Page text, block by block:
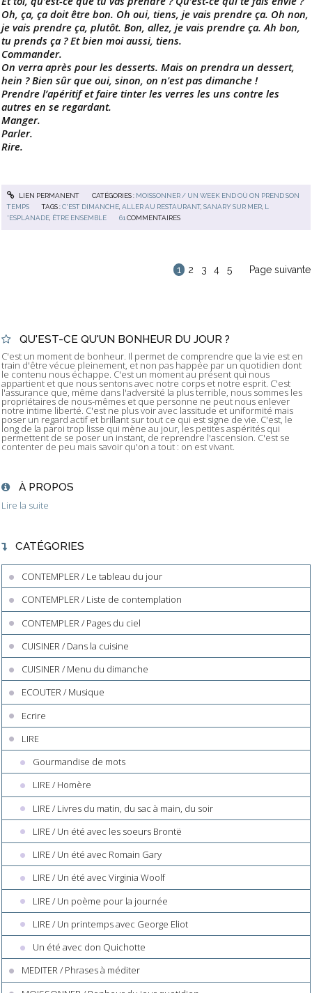
Oh, ça, ça doit être bon. Oh oui, tiens, je vais prendre ça. Oh non,
je vais prendre ça, plutôt. Bon, allez, je vais prendre ça. Ah bon,
tu prends ça ? Et bien moi aussi, tiens.
Commander.
On verra après pour les desserts. Mais on prendra un dessert,
hein ? Bien sûr que oui, sinon, on n'est pas dimanche !
Prendre l’apéritif et faire tinter les verres les uns contre les
autres en se regardant.
Manger.
Parler.
Rire.
LIEN PERMANENT CATÉGORIES : MOISSONNER / UN WEEK END OÙ ON PREND SON
TEMPS
TAGS :C'EST DIMANCHE,ALLER AU RESTAURANT,SANARY SUR MER, L
'ESPLANADE, ÊTRE ENSEMBLE 61 COMMENTAIRES
1 2 3 4 5 Page suivante
QU'EST-CE QU'UN BONHEUR DU JOUR ?
C'est un moment de bonheur. Il permet de comprendre que la vie est en
train d'être vécue pleinement, et non pas happée par un quotidien dont
le contenu nous échappe. C'est un moment au présent qui nous
appartient et que nous sentons avec notre corps et notre esprit. C'est
l'assurance que, même dans l'adversité la plus terrible, nous sommes les
propriétaires de nous-mêmes et que personne ne peut nous enlever
notre intime liberté. C'est ne plus voir avec lassitude et uniformité mais
poser un regard actif et brillant sur tout ce qui est signe de vie. C'est, le
long de la paroi trop lisse qui mène au jour, les petites aspérités qui
permettent de se poser un instant, de reprendre l'ascension. C'est se
contenter de peu mais savoir qu'on a tout : on est vivant.
À PROPOS
Lire la suite
CATÉGORIES
CONTEMPLER / Le tableau du jour
CONTEMPLER / Liste de contemplation
CONTEMPLER / Pages du ciel
CUISINER / Dans la cuisine
CUISINER / Menu du dimanche
ECOUTER / Musique
Ecrire
LIRE
Gourmandise de mots
LIRE / Homère
LIRE / Livres du matin, du sac à main, du soir
LIRE / Un été avec les soeurs Brontë
LIRE / Un été avec Romain Gary
LIRE / Un été avec Virginia Woolf
LIRE / Un poème pour la journée
LIRE / Un printemps avec George Eliot
Un été avec don Quichotte
MEDITER / Phrases à méditer